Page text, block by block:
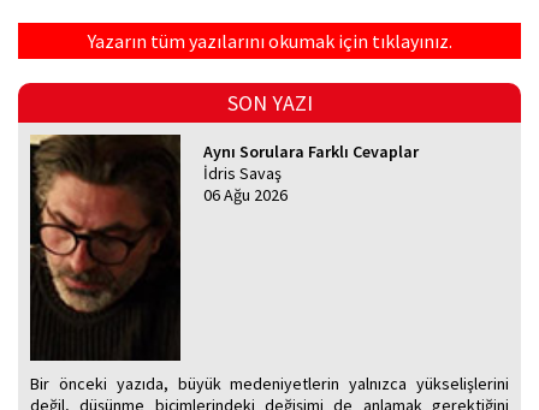
Yazarın tüm yazılarını okumak için tıklayınız.
SON YAZI
Aynı Sorulara Farklı Cevaplar
İdris Savaş
06 Ağu 2026
Bir önceki yazıda, büyük medeniyetlerin yalnızca yükselişlerini
değil, düşünme biçimlerindeki değişimi de anlamak gerektiğini